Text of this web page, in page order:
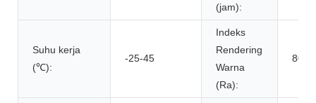
(jam):
Suhu kerja
(℃):
-25-45
Indeks
Rendering
Warna
(Ra):
80